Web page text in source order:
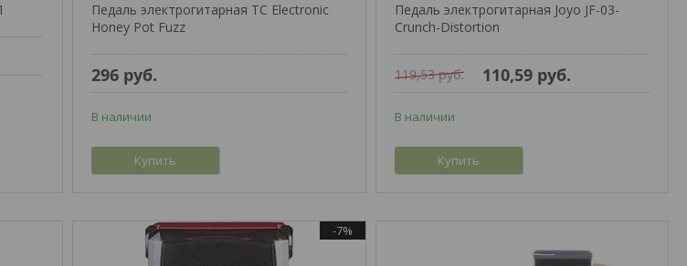
Педаль электрогитарная TC Electronic
Honey Pot Fuzz
296 руб.
В наличии
Купить
Педаль электрогитарная Joyo JF-03-
Crunch-Distortion
119,53руб. 110,59 руб.
В наличии
Купить
-7%